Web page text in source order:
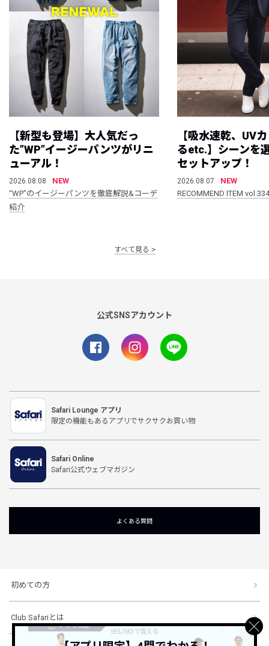
【新型も登場】大人気だっ
た”WP”イージーパンツがリニ
ューアル！
2026.08.08
NEW
“WP”のイージーパンツを徹底解説&コーデ
紹介
【吸水速乾、UV
るetc.】シーンを
セットアップ！
2026.08.07
NEW
RECOMMEND ITEM vol.334
すべて見る
公式SNSアカウント
Safari Lounge アプリ
限定の機能もあるアプリでサクサクお買い物
Safari Online
Safari公式ウェブマガジン
よくある質問
初めての方
Club Safariとは